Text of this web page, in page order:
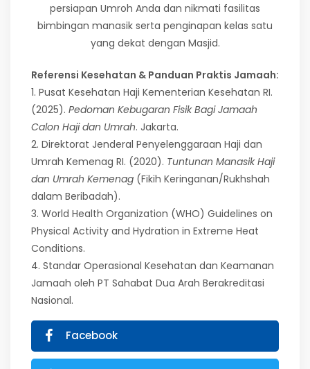
persiapan Umroh Anda dan nikmati fasilitas
bimbingan manasik serta penginapan kelas satu
yang dekat dengan Masjid.
Referensi Kesehatan & Panduan Praktis Jamaah:
1. Pusat Kesehatan Haji Kementerian Kesehatan RI.
(2025). Pedoman Kebugaran Fisik Bagi Jamaah
Calon Haji dan Umrah. Jakarta.
2. Direktorat Jenderal Penyelenggaraan Haji dan
Umrah Kemenag RI. (2020). Tuntunan Manasik Haji
dan Umrah Kemenag (Fikih Keringanan/Rukhshah
dalam Beribadah).
3. World Health Organization (WHO) Guidelines on
Physical Activity and Hydration in Extreme Heat
Conditions.
4. Standar Operasional Kesehatan dan Keamanan
Jamaah oleh PT Sahabat Dua Arah Berakreditasi
Nasional.
Facebook